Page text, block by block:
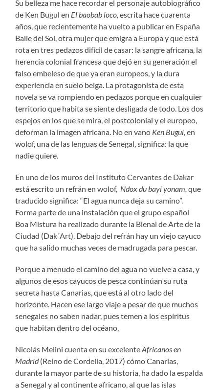
Su belleza me hace recordar el personaje autobiográfico
de Ken Bugul en El baobab loco,escrita hace cuarenta
años, que recientemente ha vuelto a publicar en España
Baile del Sol, otra mujer que emigra a Europa y que está
rota en tres pedazos difícil de casar: la sangre africana, la
herencia colonial francesa que dejó en su generación el
falso embeleso de que ya eran europeos, y la dura
experiencia en suelo belga. La protagonista de esta
novela se va rompiendo en pedazos porque en cualquier
territorio que habita se siente desligada de todo. Los dos
espejos en los que se mira, el postcolonial y el europeo,
deforman la imagen africana. No en vano Ken Bugul,en
wolof, una de las lenguas de Senegal, significa: la que
nadie quiere.
En uno de los muros del Instituto Cervantes de Dakar
está escrito un refrán en wolof, Ndox du bayi yonam, que
traducido significa: “El agua nunca deja su camino”.
Forma parte de una instalación que el grupo español
Boa Mistura ha realizado durante la Bienal de Arte de la
Ciudad (Dak´Art). Debajo del refrán hay un viejo cayuco
que ha salido muchas veces de madrugada para pescar.
Porque a menudo el camino del agua no vuelve a casa, y
algunos de esos cayucos de pesca continúan su ruta
secreta hasta Canarias, que está al otro lado del
horizonte. Hacen ese largo viaje a pesar de que muchos
senegales no saben nadar, pues temen a los espíritus
que habitan dentro del océano,
Nicolás Melini cuenta en su excelenteAfricanos en
Madrid(Reino de Cordelia, 2017) cómo Canarias,
durante la mayor parte de su historia, ha dado la espalda
a Senegal y al continente africano, al que las islas